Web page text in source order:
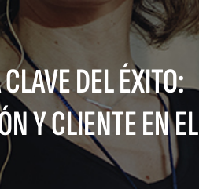
DEL ÉXITO:
Y CLIENTE EN EL